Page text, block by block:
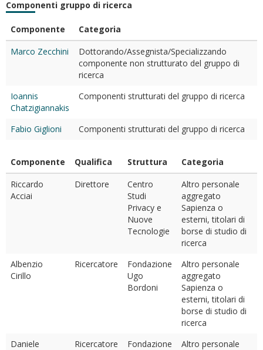
Componenti gruppo di ricerca
Componente
Categoria
Marco Zecchini
Dottorando/Assegnista/Specializzando
componente non strutturato del gruppo di
ricerca
Ioannis
Chatzigiannakis
Componenti strutturati del gruppo di ricerca
Fabio Giglioni Componenti strutturati del gruppo di ricerca
Componente Qualifica Struttura
Categoria
Riccardo
Acciai
Direttore
Centro
Studi
Privacy e
Nuove
Tecnologie
Altro personale
aggregato
Sapienza o
esterni, titolari di
borse di studio di
ricerca
Albenzio
Cirillo
Ricercatore
Fondazione
Ugo
Bordoni
Altro personale
aggregato
Sapienza o
esterni, titolari di
borse di studio di
ricerca
Daniele
Ricercatore
Fondazione
Altro personale